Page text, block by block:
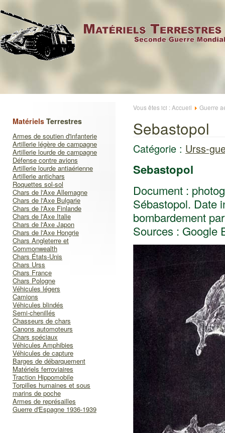
Matériels Terrestres
Armes de soutien d'infanterie
Artillerie légère de campagne
Artillerie lourde de campagne
Défense contre avions
Artillerie lourde antiaérienne
Artillerie antichars
Roquettes sol-sol
Chars de l'Axe Allemagne
Chars de l'Axe Bulgarie
Chars de l'Axe Finlande
Chars de l'Axe Italie
Chars de l'Axe Japon
Chars de l'Axe Hongrie
Chars Angleterre et
Commonwealth
Chars États-Unis
Chars Urss
Chars France
Chars Pologne
Véhicules légers
Camions
Véhicules blindés
Semi-chenillés
Chasseurs de chars
Canons automoteurs
Chars spéciaux
Véhicules Amphibies
Véhicules de capture
Barges de débarquement
Matériels ferroviaires
Traction Hippomobile
Torpilles humaines et sous
marins de poche
Armes de représailles
Guerre d'Espagne 1936-1939
Vous êtes ici : Accueil Guerre
Sebastopol
Catégorie : Urss-
Sebastopol
Document :
Sébastopol. Date
bombardement
Sources : Google